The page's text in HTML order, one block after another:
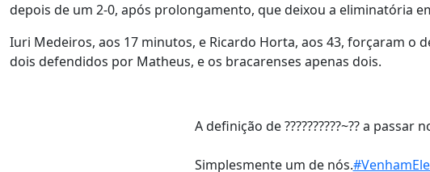
depois de um 2-0, após prolongamento, que deixou a eliminatória
Iuri Medeiros, aos 17 minutos, e Ricardo Horta, aos 43, forçaram o
dois defendidos por Matheus, e os bracarenses apenas dois.
A definição de ??????????~?? a passar
Simplesmente um de nós.